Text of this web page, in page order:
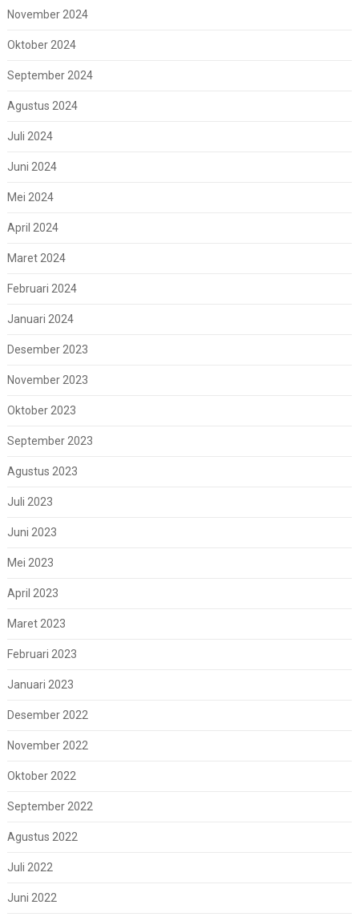
November 2024
Oktober 2024
September 2024
Agustus 2024
Juli 2024
Juni 2024
Mei 2024
April 2024
Maret 2024
Februari 2024
Januari 2024
Desember 2023
November 2023
Oktober 2023
September 2023
Agustus 2023
Juli 2023
Juni 2023
Mei 2023
April 2023
Maret 2023
Februari 2023
Januari 2023
Desember 2022
November 2022
Oktober 2022
September 2022
Agustus 2022
Juli 2022
Juni 2022